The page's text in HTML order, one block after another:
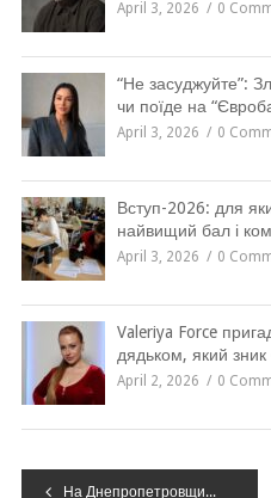
April 3, 2026 0
“Не засуджуйте”:
чи поїде на
April 3, 2026 0
Вступ-2026: для
найвищий бал і
April 3, 2026 0
Valeriya Force
дядьком, який зник
April 2, 2026 0
На Днепропетровщине промышлял серийный вор